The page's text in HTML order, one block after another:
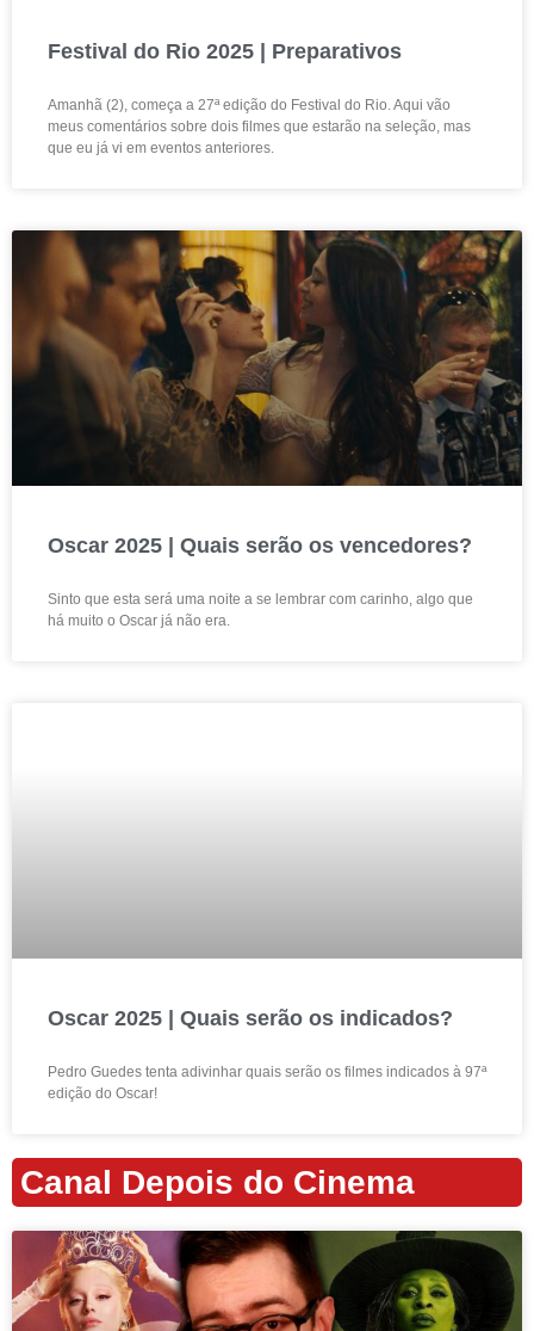
Festival do Rio 2025 | Preparativos
Amanhã (2), começa a 27ª edição do Festival do Rio. Aqui vão
meus comentários sobre dois filmes que estarão na seleção, mas
que eu já vi em eventos anteriores.
Oscar 2025 | Quais serão os vencedores?
Sinto que esta será uma noite a se lembrar com carinho, algo que
há muito o Oscar já não era.
Oscar 2025 | Quais serão os indicados?
Pedro Guedes tenta adivinhar quais serão os filmes indicados à 97ª
edição do Oscar!
Canal Depois do Cinema